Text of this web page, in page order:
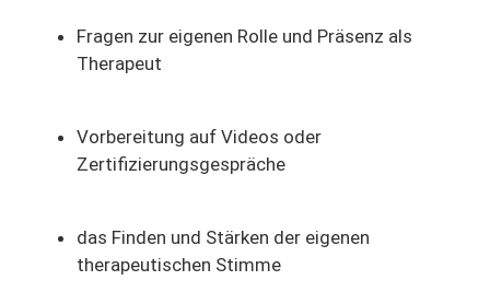
Fragen zur eigenen Rolle und Präsenz als
Therapeut
Vorbereitung auf Videos oder
Zertifizierungsgespräche
das Finden und Stärken der eigenen
therapeutischen Stimme